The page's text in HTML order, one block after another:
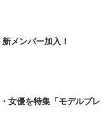
メンバー加入！
女優を特集「モデルプレ